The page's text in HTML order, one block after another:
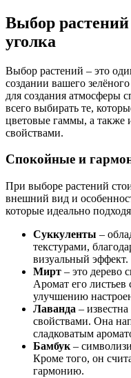
Выбор
уголка
Выбор растений – это
создании вашего
для создания атмосферы
всего выбирать те,
цветовые гаммы, а также
свойствами.
Спокойные и
При выборе растений
внешний вид и
которые идеально
Суккуленты –
текстурами,
визуальный
Мирт – это дерево
Аромат его листьев
улучшению
Лаванда –
свойствами. Она
сладковатым
Бамбук –
Кроме того, он
гармонию.